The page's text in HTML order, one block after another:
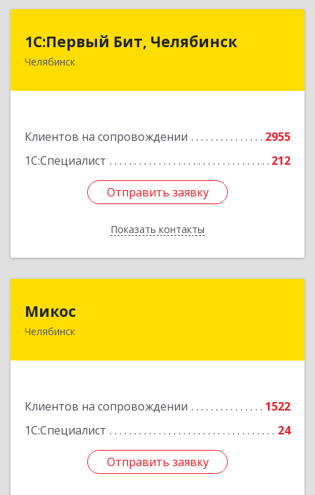
1С:Первый Бит, Челябинск
Челябинск
Клиентов на сопровождении
2955
1С:Специалист
212
Отправить заявку
Показать контакты
1С:Первый Бит, Челябинск
Отправить заявку
Назад
Микос
Челябинск
Клиентов на сопровождении
1522
1С:Специалист
24
Отправить заявку
Отправить заявку